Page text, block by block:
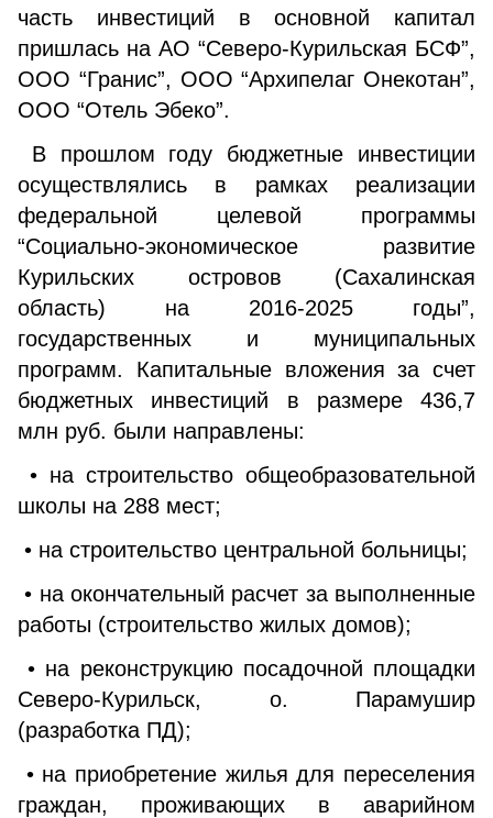
часть инвестиций в основной капитал
пришлась на АО “Северо-Курильская БСФ”,
ООО “Гранис”, ООО “Архипелаг Онекотан”,
ООО “Отель Эбеко”.
В прошлом году бюджетные инвестиции
осуществлялись в рамках реализации
федеральной целевой программы
“Социально-экономическое развитие
Курильских островов (Сахалинская
область) на 2016-2025 годы”,
государственных и муниципальных
программ. Капитальные вложения за счет
бюджетных инвестиций в размере 436,7
млн руб. были направлены:
• на строительство общеобразовательной
школы на 288 мест;
• на строительство центральной больницы;
• на окончательный расчет за выполненные
работы (строительство жилых домов);
• на реконструкцию посадочной площадки
Северо-Курильск, о. Парамушир
(разработка ПД);
• на приобретение жилья для переселения
граждан, проживающих в аварийном